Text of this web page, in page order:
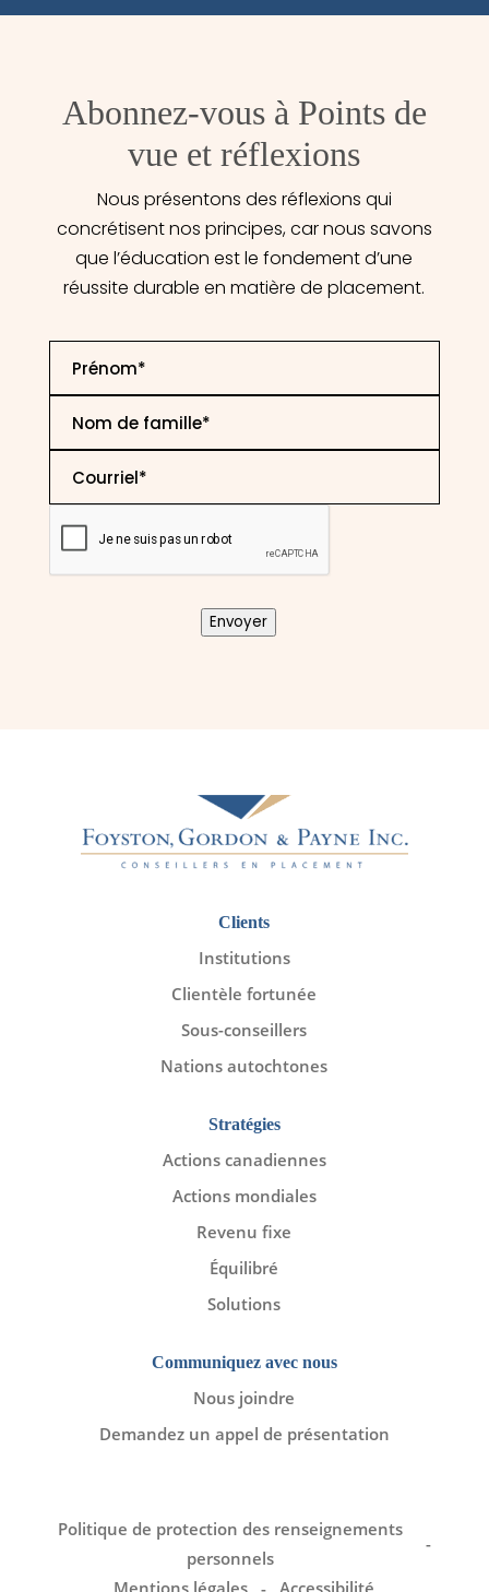
Abonnez-vous à Points de
vue et réflexions
Nous présentons des réflexions qui
concrétisent nos principes, car nous savons
que l’éducation est le fondement d’une
réussite durable en matière de placement.
Name *
Name *
Envoyer
Clients
Institutions
Clientèle fortunée
Sous-conseillers
Nations autochtones
Stratégies
Actions canadiennes
Actions mondiales
Revenu fixe
Équilibré
Solutions
Communiquez avec nous
Nous joindre
Demandez un appel de présentation
Politique de protection des renseignements
personnels
Mentions légales
Accessibilité